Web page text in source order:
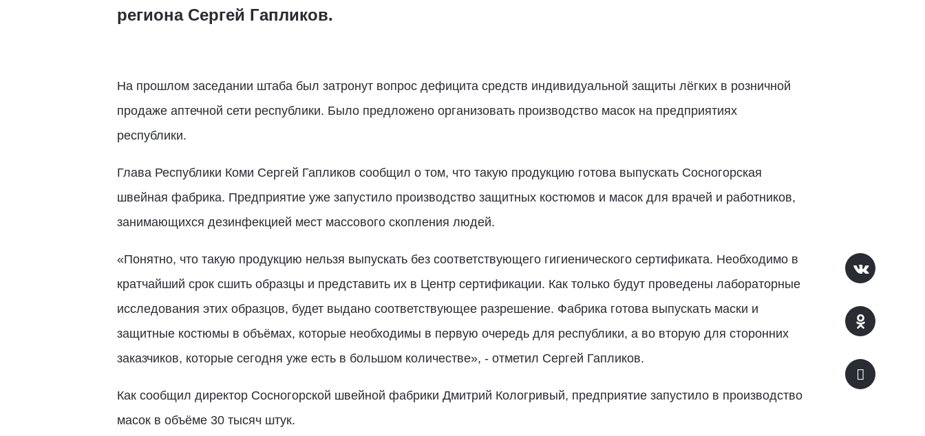
региона Сергей Гапликов.
На прошлом заседании штаба был затронут вопрос дефицита средств индивидуальной защиты лёгких в розничной
продаже аптечной сети республики. Было предложено организовать производство масок на предприятиях
республики.
Глава Республики Коми Сергей Гапликов сообщил о том, что такую продукцию готова выпускать Сосногорская
швейная фабрика. Предприятие уже запустило производство защитных костюмов и масок для врачей и работников,
занимающихся дезинфекцией мест массового скопления людей.
«Понятно, что такую продукцию нельзя выпускать без соответствующего гигиенического сертификата. Необходимо в
кратчайший срок сшить образцы и представить их в Центр сертификации. Как только будут проведены лабораторные
исследования этих образцов, будет выдано соответствующее разрешение. Фабрика готова выпускать маски и
защитные костюмы в объёмах, которые необходимы в первую очередь для республики, а во вторую для сторонних
заказчиков, которые сегодня уже есть в большом количестве», - отметил Сергей Гапликов.
Как сообщил директор Сосногорской швейной фабрики Дмитрий Кологривый, предприятие запустило в производство
масок в объёме 30 тысяч штук.